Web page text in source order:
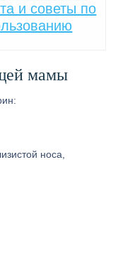
и советы по
мамы
носа,